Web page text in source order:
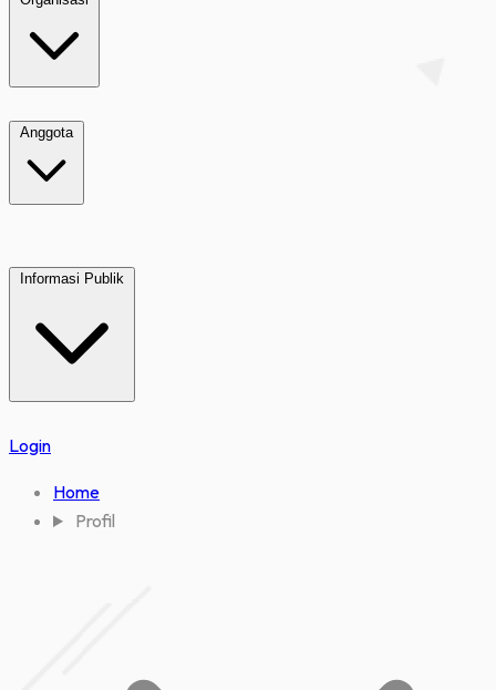
Anggota
Informasi Publik
Login
Home
Profil